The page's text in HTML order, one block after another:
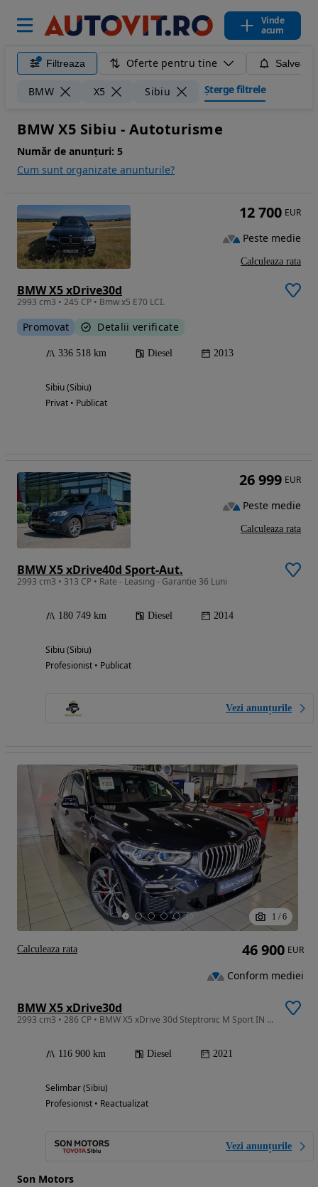
Vinde
acum
Filtreaza Oferte pentru tine
BMW X5 Sibiu Șterge filtrele
BMW X5 Sibiu - Autoturisme
Număr de anunțuri: 5
Cum sunt organizate anunturile?
BMW X5 xDrive30d
2993 cm3 • 245 CP • Bmw x5 E70 LCI.
Promovat Detalii verificate
336 518 km Diesel 2013
Sibiu (Sibiu)
Privat • Publicat
12 700 EUR
Peste medie
Calculeaza rata
BMW X5 xDrive40d Sport-Aut.
2993 cm3 • 313 CP • Rate - Leasing - Garantie 36 Luni
180 749 km Diesel 2014
Sibiu (Sibiu)
Profesionist • Publicat
Vezi anunțurile
26 999 EUR
Peste medie
Calculeaza rata
1 / 6
BMW X5 xDrive30d
2993 cm3 • 286 CP • BMW X5 xDrive 30d Steptronic M Sport IN STOC LA SIBIU
116 900 km Diesel 2021
Selimbar (Sibiu)
Profesionist • Reactualizat
Vezi anunțurile
Son Motors
46 900 EUR
Conform mediei
Calculeaza rata